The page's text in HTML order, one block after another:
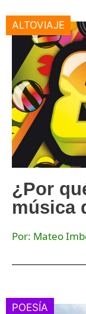
ALTOVIAJE
¿Por
música
Por: Mateo
POESÍA